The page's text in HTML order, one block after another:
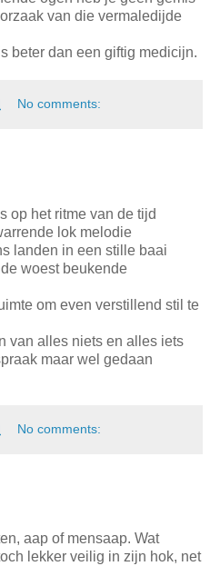
van die vermaledijde
beter dan een giftig medicijn.
No comments:
op het ritme van de tijd
lok melodie
landen in een stille baai
woest beukende
om even verstillend stil te
van alles niets en alles iets
maar wel gedaan
No comments:
aap of mensaap. Wat
lekker veilig in zijn hok, net